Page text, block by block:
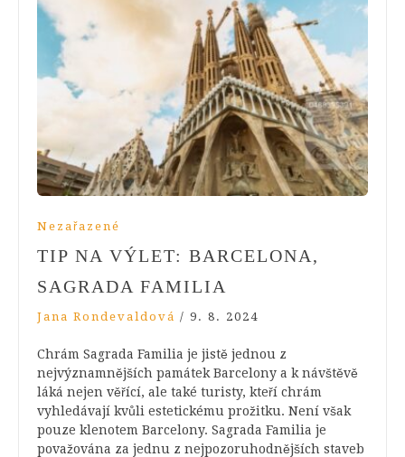
Nezařazené
TIP NA VÝLET: BARCELONA,
SAGRADA FAMILIA
Jana Rondevaldová / 9. 8. 2024
Chrám Sagrada Familia je jistě jednou z
nejvýznamnějších památek Barcelony a k návštěvě
láká nejen věřící, ale také turisty, kteří chrám
vyhledávají kvůli estetickému prožitku. Není však
pouze klenotem Barcelony. Sagrada Familia je
považována za jednu z nejpozoruhodnějších staveb